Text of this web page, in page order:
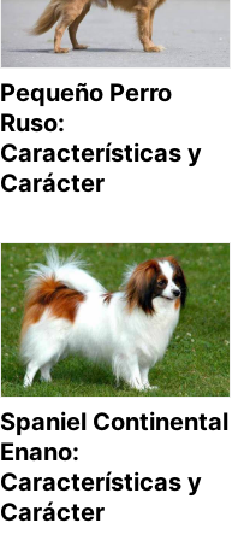
Pequeño Perro
Ruso:
Características y
Carácter
Spaniel Continental
Enano:
Características y
Carácter